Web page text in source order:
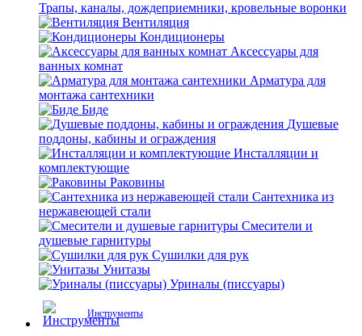
Трапы, каналы, дождеприемники, кровельные воронки
Вентиляция
Кондиционеры
Аксессуары для
ванных комнат
Арматура для
монтажа сантехники
Биде
Душевые
поддоны, кабины и ограждения
Инсталляции и
комплектующие
Раковины
Сантехника из
нержавеющей стали
Смесители и
душевые гарнитуры
Сушилки для рук
Унитазы
Уриналы (писсуары)
Инструменты